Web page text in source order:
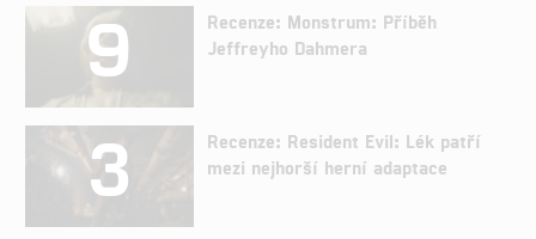
9
Recenze: Monstrum: Příběh
Jeffreyho Dahmera
3
Recenze: Resident Evil: Lék patří
mezi nejhorší herní adaptace